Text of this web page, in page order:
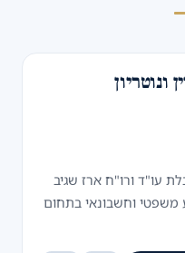
ונוטריון
עו"ד ורו"ח ארז שגיב
משפטי וחשבונאי בתחום